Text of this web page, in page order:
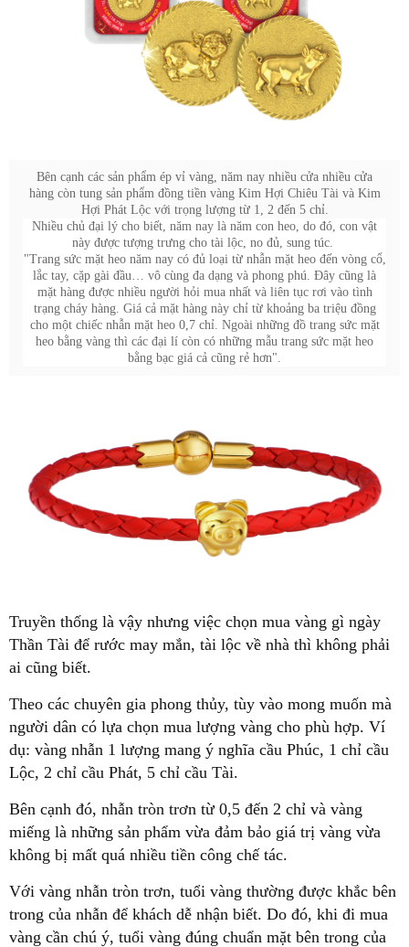
Bên cạnh các sản phẩm ép vỉ vàng, năm nay nhiều cửa nhiều cửa
hàng còn tung sản phẩm đồng tiền vàng Kim Hợi Chiêu Tài và Kim
Hợi Phát Lộc với trọng lượng từ 1, 2 đến 5 chỉ.
Nhiều chủ đại lý cho biết, năm nay là năm con heo, do đó, con vật
này được tượng trưng cho tài lộc, no đủ, sung túc.
"Trang sức mặt heo năm nay có đủ loại từ nhẫn mặt heo đến vòng cổ,
lắc tay, cặp gài đầu… vô cùng đa dạng và phong phú. Đây cũng là
mặt hàng được nhiều người hỏi mua nhất và liên tục rơi vào tình
trạng cháy hàng. Giá cả mặt hàng này chỉ từ khoảng ba triệu đồng
cho một chiếc nhẫn mặt heo 0,7 chỉ. Ngoài những đồ trang sức mặt
heo bằng vàng thì các đại lí còn có những mẫu trang sức mặt heo
bằng bạc giá cả cũng rẻ hơn".
Truyền thống là vậy nhưng việc chọn mua vàng gì ngày
Thần Tài để rước may mắn, tài lộc về nhà thì không phải
ai cũng biết.
Theo các chuyên gia phong thủy, tùy vào mong muốn mà
người dân có lựa chọn mua lượng vàng cho phù hợp. Ví
dụ: vàng nhẫn 1 lượng mang ý nghĩa cầu Phúc, 1 chỉ cầu
Lộc, 2 chỉ cầu Phát, 5 chỉ cầu Tài.
Bên cạnh đó, nhẫn tròn trơn từ 0,5 đến 2 chỉ và vàng
miếng là những sản phẩm vừa đảm bảo giá trị vàng vừa
không bị mất quá nhiều tiền công chế tác.
Với vàng nhẫn tròn trơn, tuổi vàng thường được khắc bên
trong của nhẫn để khách dễ nhận biết. Do đó, khi đi mua
vàng cần chú ý, tuổi vàng đúng chuẩn mặt bên trong của